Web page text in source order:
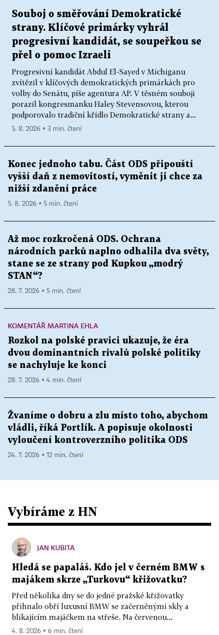
Souboj o směřování Demokratické
strany. Klíčové primárky vyhrál
progresivní kandidát, se soupeřkou se
přel o pomoc Izraeli
Progresivní kandidát Abdul El-Sayed v Michiganu
zvítězil v klíčových demokratických primárkách pro
volby do Senátu, píše agentura AP. V těsném souboji
porazil kongresmanku Haley Stevensovou, kterou
podporovalo tradiční křídlo Demokratické strany a...
5. 8. 2026 ▪ 3 min. čtení
Konec jednoho tabu. Část ODS připouští
vyšší daň z nemovitostí, vyměnit ji chce za
nižší zdanění práce
5. 8. 2026 ▪ 5 min. čtení
Až moc rozkročená ODS. Ochrana
národních parků naplno odhalila dva světy,
stane se ze strany pod Kupkou „modrý
STAN“?
28. 7. 2026 ▪ 5 min. čtení
KOMENTÁŘ MARTINA EHLA
Rozkol na polské pravici ukazuje, že éra
dvou dominantních rivalů polské politiky
se nachyluje ke konci
28. 7. 2026 ▪ 4 min. čtení
Žvaníme o dobru a zlu místo toho, abychom
vládli, říká Portlík. A popisuje okolnosti
vyloučení kontroverzního politika ODS
24. 7. 2026 ▪ 12 min. čtení
Vybíráme z HN
JAN KUBITA
Hledá se papaláš. Kdo jel v černém BMW s
majákem skrze „Turkovu“ křižovatku?
Před několika dny se do jedné pražské křižovatky
přihnalo obří luxusní BMW se začerněnými skly a
blikajícím majáčkem na střeše. Na červenou...
4. 8. 2026 ▪ 6 min. čtení